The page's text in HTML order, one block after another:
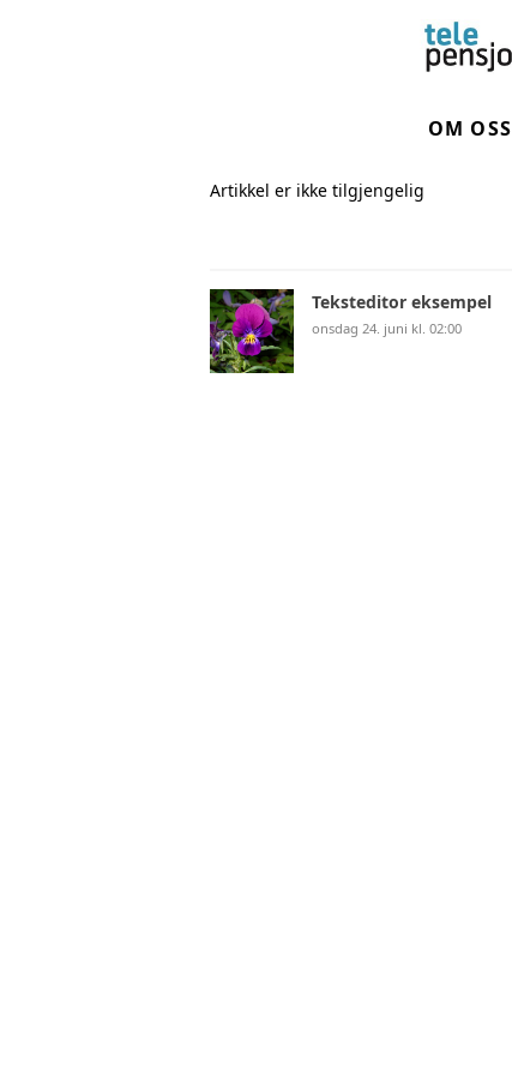
OM OSS
Artikkel er ikke tilgjengelig
Teksteditor eksempel
onsdag 24. juni kl. 02:00